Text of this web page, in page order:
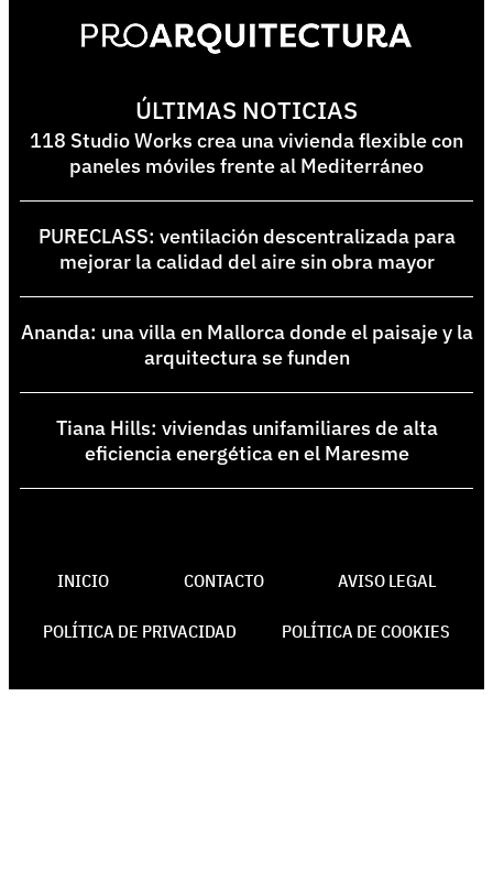
ÚLTIMAS NOTICIAS
118 Studio Works crea una vivienda flexible con
paneles móviles frente al Mediterráneo
PURECLASS: ventilación descentralizada para
mejorar la calidad del aire sin obra mayor
Ananda: una villa en Mallorca donde el paisaje y la
arquitectura se funden
Tiana Hills: viviendas unifamiliares de alta
eficiencia energética en el Maresme
INICIO CONTACTO AVISO LEGAL
POLÍTICA DE PRIVACIDAD POLÍTICA DE COOKIES